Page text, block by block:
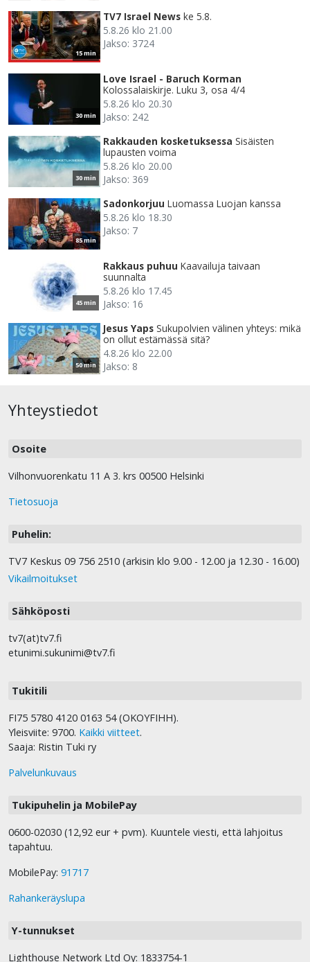
15 min
TV7 Israel News ke 5.8.
5.8.26 klo 21.00
Jakso: 3724
30 min
Love Israel - Baruch Korman
Kolossalaiskirje. Luku 3, osa 4/4
5.8.26 klo 20.30
Jakso: 242
30 min
Rakkauden kosketuksessa Sisäisten
lupausten voima
5.8.26 klo 20.00
Jakso: 369
85 min
Sadonkorjuu Luomassa Luojan kanssa
5.8.26 klo 18.30
Jakso: 7
45 min
Rakkaus puhuu Kaavailuja taivaan
suunnalta
5.8.26 klo 17.45
Jakso: 16
50 min
Jesus Yaps Sukupolvien välinen yhteys: mikä
on ollut estämässä sitä?
4.8.26 klo 22.00
Jakso: 8
Yhteystiedot
Osoite
Vilhonvuorenkatu 11 A 3. krs 00500 Helsinki
Tietosuoja
Puhelin:
TV7 Keskus 09 756 2510 (arkisin klo 9.00 - 12.00 ja 12.30 - 16.00)
Vikailmoitukset
Sähköposti
tv7(at)tv7.fi
etunimi.sukunimi@tv7.fi
Tukitili
FI75 5780 4120 0163 54 (OKOYFIHH).
Yleisviite: 9700. Kaikki viitteet.
Saaja: Ristin Tuki ry
Palvelunkuvaus
Tukipuhelin ja MobilePay
0600-02030 (12,92 eur + pvm). Kuuntele viesti, että lahjoitus
tapahtuu.
MobilePay: 91717
Rahankeräyslupa
Y-tunnukset
Lighthouse Network Ltd Oy: 1833754-1